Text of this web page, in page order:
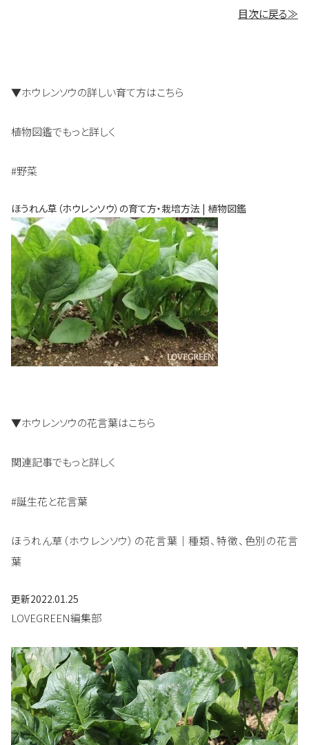
目次に戻る≫
▼ホウレンソウの詳しい育て方はこちら
植物図鑑でもっと詳しく
#野菜
ほうれん草（ホウレンソウ）の育て方・栽培方法 | 植物図鑑
▼ホウレンソウの花言葉はこちら
関連記事でもっと詳しく
#誕生花と花言葉
ほうれん草（ホウレンソウ）の花言葉｜種類、特徴、色別の花言
葉
更新2022.01.25
LOVEGREEN編集部